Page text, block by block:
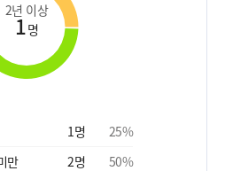
2년 이상
1명
1명 25%
만
2명 50%